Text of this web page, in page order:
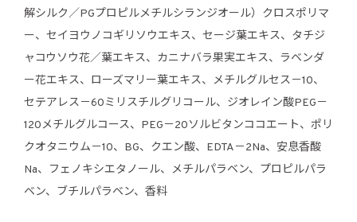
解シルク／PGプロピルメチルシランジオール）クロスポリマ
ー、セイヨウノコギリソウエキス、セージ葉エキス、タチジ
ャコウソウ花／葉エキス、カニナバラ果実エキス、ラベンダ
ー花エキス、ローズマリー葉エキス、メチルグルセス－10、
セテアレス－60ミリスチルグリコール、ジオレイン酸PEG－
120メチルグルコース、PEG－20ソルビタンココエート、ポリ
クオタニウム－10、BG、クエン酸、EDTA－2Na、安息香酸
Na、フェノキシエタノール、メチルパラベン、プロピルパラ
ベン、ブチルパラベン、香料